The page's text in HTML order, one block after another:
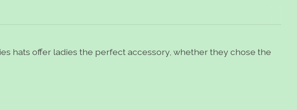
hats offer ladies the perfect accessory, whether they chose the